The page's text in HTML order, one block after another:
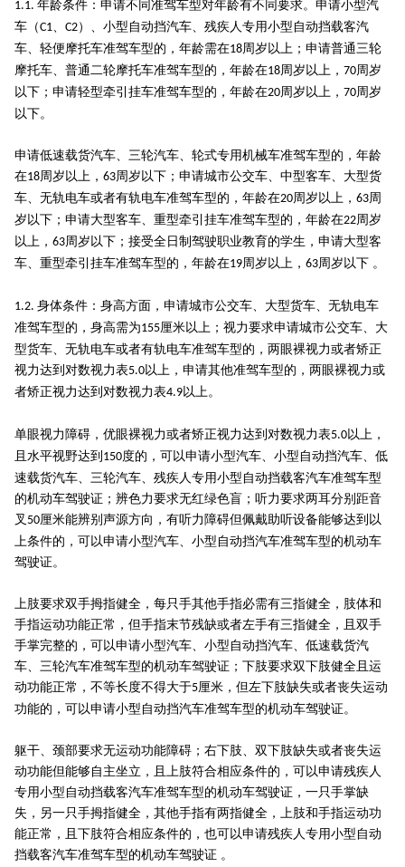
1.1. 年龄条件：申请不同准驾车型对年龄有不同要求。申请小型汽
车（C1、 C2）、小型自动挡汽车、残疾人专用小型自动挡载客汽
车、轻便摩托车准驾车型的，年龄需在18周岁以上；申请普通三轮
摩托车、普通二轮摩托车准驾车型的，年龄在18周岁以上， 70周岁
以下；申请轻型牵引挂车准驾车型的，年龄在20周岁以上， 70周岁
以下。
申请低速载货汽车、三轮汽车、轮式专用机械车准驾车型的，年龄
在18周岁以上， 63周岁以下；申请城市公交车、中型客车、大型货
车、无轨电车或者有轨电车准驾车型的，年龄在20周岁以上， 63周
岁以下；申请大型客车、重型牵引挂车准驾车型的，年龄在22周岁
以上， 63周岁以下；接受全日制驾驶职业教育的学生，申请大型客
车、重型牵引挂车准驾车型的，年龄在19周岁以上， 63周岁以下 。
1.2. 身体条件：身高方面，申请城市公交车、大型货车、无轨电车
准驾车型的，身高需为155厘米以上；视力要求申请城市公交车、大
型货车、无轨电车或者有轨电车准驾车型的，两眼裸视力或者矫正
视力达到对数视力表5.0以上，申请其他准驾车型的，两眼裸视力或
者矫正视力达到对数视力表4.9以上。
单眼视力障碍，优眼裸视力或者矫正视力达到对数视力表5.0以上，
且水平视野达到 150度的，可以申请小型汽车、小型自动挡汽车、低
速载货汽车、三轮汽车、残疾人专用小型自动挡载客汽车准驾车型
的机动车驾驶证；辨色力要求无红绿色盲；听力要求两耳分别距音
叉 50厘米能辨别声源方向，有听力障碍但佩戴助听设备能够达到以
上条件的，可以申请小型汽车、小型自动挡汽车准驾车型的机动车
驾驶证。
上肢要求双手拇指健全，每只手其他手指必需有三指健全，肢体和
手指运动功能正常，但手指末节残缺或者左手有三指健全，且双手
手掌完整的，可以申请小型汽车、小型自动挡汽车、低速载货汽
车、三轮汽车准驾车型的机动车驾驶证；下肢要求双下肢健全且运
动功能正常，不等长度不得大于5厘米，但左下肢缺失或者丧失运动
功能的，可以申请小型自动挡汽车准驾车型的机动车驾驶证。
躯干、颈部要求无运动功能障碍；右下肢、双下肢缺失或者丧失运
动功能但能够自主坐立，且上肢符合相应条件的，可以申请残疾人
专用小型自动挡载客汽车准驾车型的机动车驾驶证，一只手掌缺
失，另一只手拇指健全，其他手指有两指健全，上肢和手指运动功
能正常，且下肢符合相应条件的，也可以申请残疾人专用小型自动
挡载客汽车准驾车型的机动车驾驶证 。